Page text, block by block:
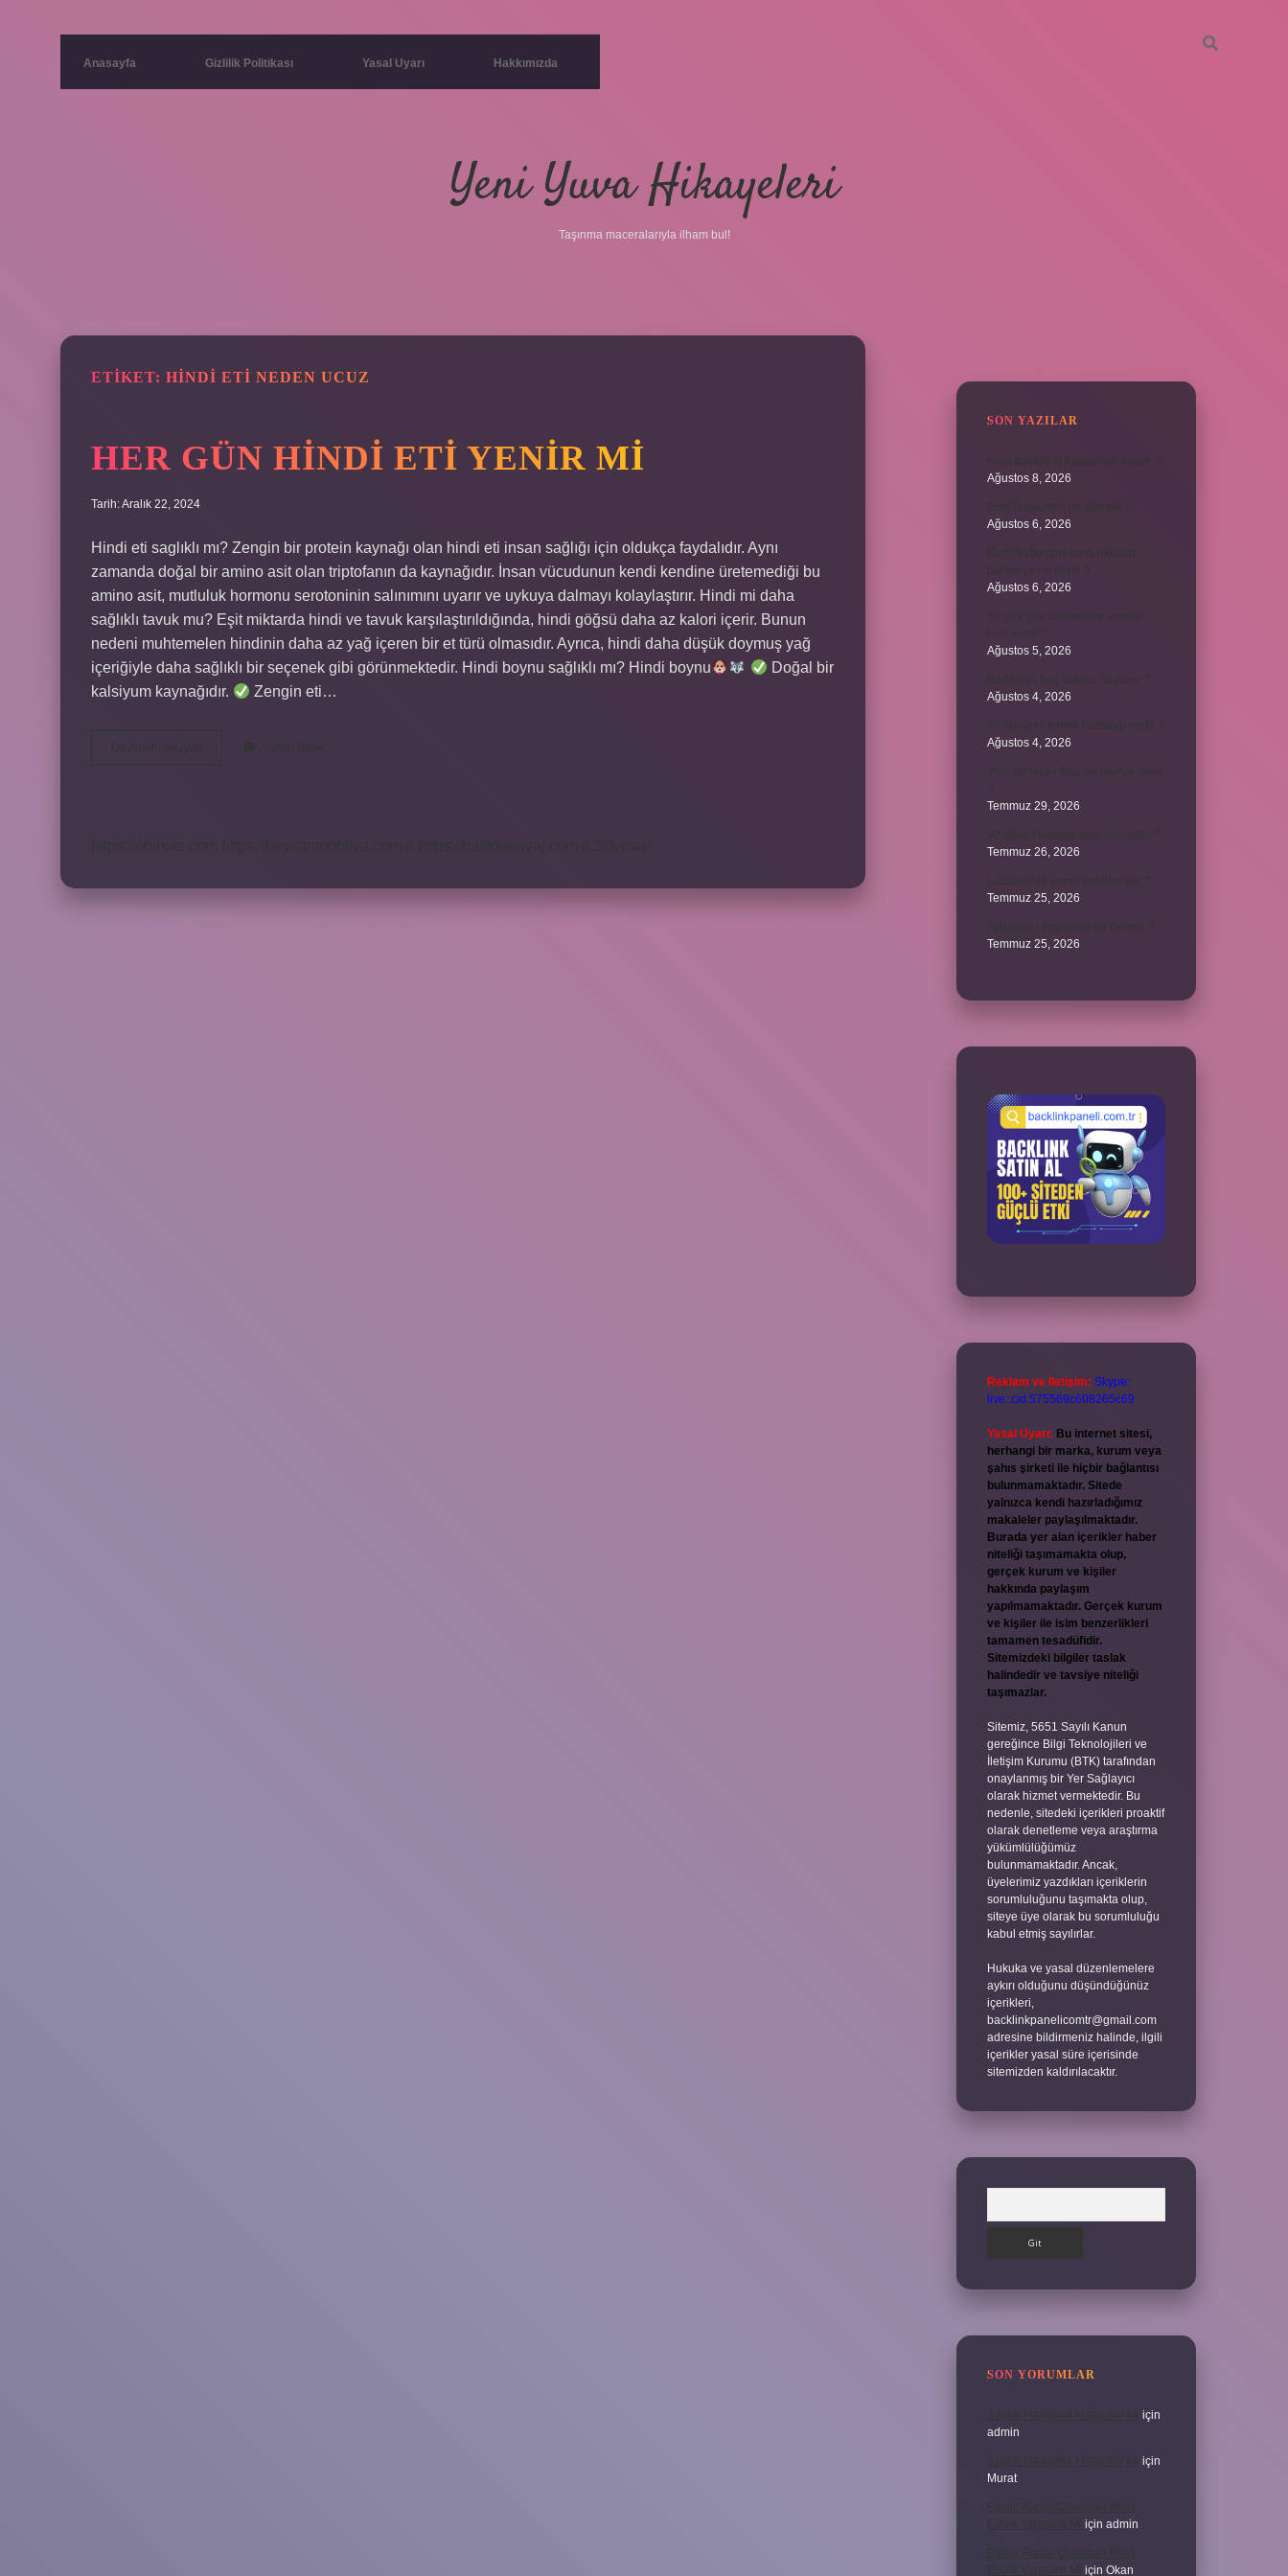
Anasayfa Gizlilik Politikası Yasal Uyarı Hakkımızda
Yeni Yuva Hikayeleri
Taşınma maceralarıyla ilham bul!
ETIKET: HINDI ETI NEDEN UCUZ
HER GÜN HINDI ETI YENIR MI
Tarih: Aralık 22, 2024
Hindi eti saglıklı mı? Zengin bir protein kaynağı olan hindi eti insan sağlığı için oldukça faydalıdır. Aynı
zamanda doğal bir amino asit olan triptofanın da kaynağıdır. İnsan vücudunun kendi kendine üretemediği bu
amino asit, mutluluk hormonu serotoninin salınımını uyarır ve uykuya dalmayı kolaylaştırır. Hindi mi daha
sağlıklı tavuk mu? Eşit miktarda hindi ve tavuk karşılaştırıldığında, hindi göğsü daha az kalori içerir. Bunun
nedeni muhtemelen hindinin daha az yağ içeren bir et türü olmasıdır. Ayrıca, hindi daha düşük doymuş yağ
içeriğiyle daha sağlıklı bir seçenek gibi görünmektedir. Hindi boynu sağlıklı mı? Hindi boynu
Doğal bir
kalsiyum kaynağıdır.
Zengin eti…
SON YAZILAR
Ağustos 8, 2026
Ağustos 6, 2026
Ağustos 6, 2026
Ağustos 5, 2026
Ağustos 4, 2026
Ağustos 4, 2026
Temmuz 29, 2026
Temmuz 26, 2026
Temmuz 25, 2026
Temmuz 25, 2026
Reklam ve İletişim: Skype:
live:.cid.575569c608265c69
Yasal Uyarı: Bu internet sitesi,
herhangi bir marka, kurum veya
şahıs şirketi ile hiçbir bağlantısı
bulunmamaktadır. Sitede
yalnızca kendi hazırladığımız
makaleler paylaşılmaktadır.
Burada yer alan içerikler haber
niteliği taşımamakta olup,
gerçek kurum ve kişiler
hakkında paylaşım
yapılmamaktadır. Gerçek kurum
ve kişiler ile isim benzerlikleri
tamamen tesadüfidir.
Sitemizdeki bilgiler taslak
halindedir ve tavsiye niteliği
taşımazlar.
Sitemiz, 5651 Sayılı Kanun
gereğince Bilgi Teknolojileri ve
İletişim Kurumu (BTK) tarafından
onaylanmış bir Yer Sağlayıcı
olarak hizmet vermektedir. Bu
nedenle, sitedeki içerikleri proaktif
olarak denetleme veya araştırma
yükümlülüğümüz
bulunmamaktadır. Ancak,
üyelerimiz yazdıkları içeriklerin
sorumluluğunu taşımakta olup,
siteye üye olarak bu sorumluluğu
kabul etmiş sayılırlar.
Hukuka ve yasal düzenlemelere
aykırı olduğunu düşündüğünüz
içerikleri,
backlinkpanelicomtr@gmail.com
adresine bildirmeniz halinde, ilgili
içerikler yasal süre içerisinde
sitemizden kaldırılacaktır.
SON YORUMLAR
3 Aylık Hamilelik Hissedilir Mi
için
admin
3 Aylık Hamilelik Hissedilir Mi için
Murat
Eşinin Rızası Olmadan Ikinci
Evlilik Yapabilir Mi için admin
Eşinin Rızası Olmadan Ikinci
Evlilik Yapabilir Mi için Okan